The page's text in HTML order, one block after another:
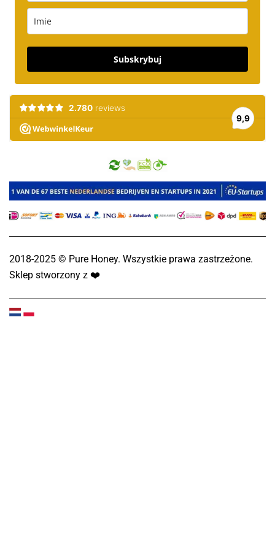
Subskrybuj
2018-2025 © Pure Honey. Wszystkie prawa zastrzeżone.
Sklep stworzony z ❤️